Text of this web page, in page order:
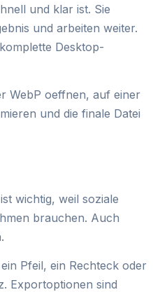
und klar ist. Sie
und arbeiten weiter.
Desktop-
WebP oeffnen, auf einer
und die finale Datei
wichtig, weil soziale
brauchen. Auch
Pfeil, ein Rechteck oder
Exportoptionen sind